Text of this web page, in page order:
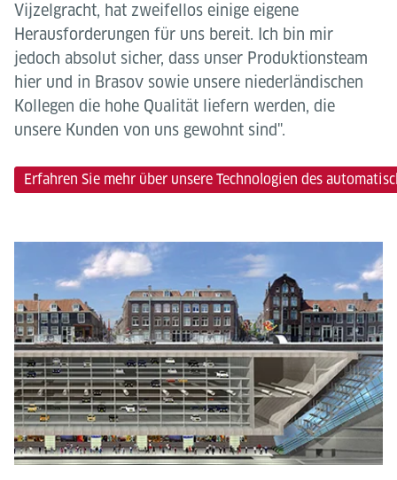
Vijzelgracht, hat zweifellos einige eigene
Herausforderungen für uns bereit. Ich bin mir
jedoch absolut sicher, dass unser Produktionsteam
hier und in Brasov sowie unsere niederländischen
Kollegen die hohe Qualität liefern werden, die
unsere Kunden von uns gewohnt sind".
Erfahren Sie mehr über unsere Technologien des